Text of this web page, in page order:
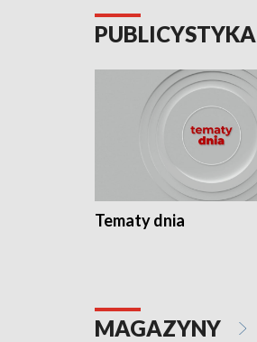
PUBLICYSTYKA
Tematy dnia
MAGAZYNY